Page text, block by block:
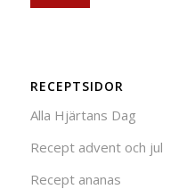
RECEPTSIDOR
Alla Hjärtans Dag
Recept advent och jul
Recept ananas